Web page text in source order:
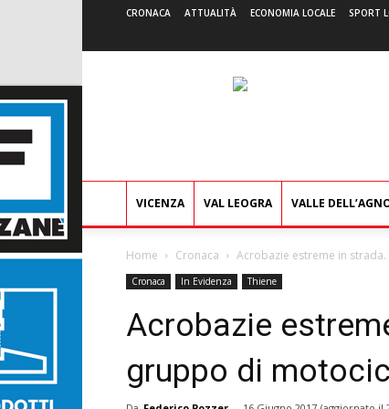
CRONACA ATTUALITÀ ECONOMIA LOCALE SPORT
VICENZA VAL LEOGRA VALLE
Home Cronaca Acrobazie estreme in
Cronaca In Evidenza Thiene
Acrobazie
gruppo di